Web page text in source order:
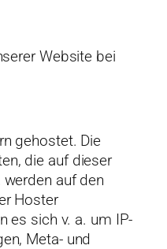
Website bei
gehostet. Die
die auf dieser
auf den
Hoster
es sich v. a. um IP-
Meta- und